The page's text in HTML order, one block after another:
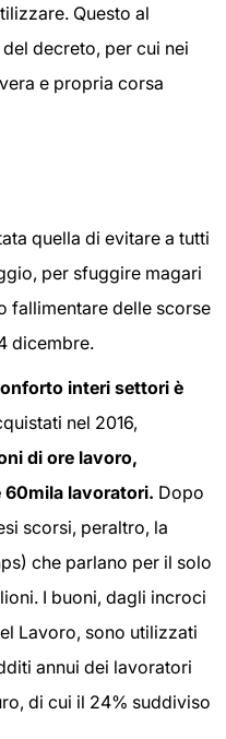
Questo al
decreto, per cui nei
e propria corsa
quella di evitare a tutti
per sfuggire magari
fallimentare delle scorse
dicembre.
interi settori è
nel 2016,
di ore lavoro,
60mila lavoratori. Dopo
scorsi, peraltro, la
che parlano per il solo
I buoni, dagli incroci
Lavoro, sono utilizzati
annui dei lavoratori
di cui il 24% suddiviso